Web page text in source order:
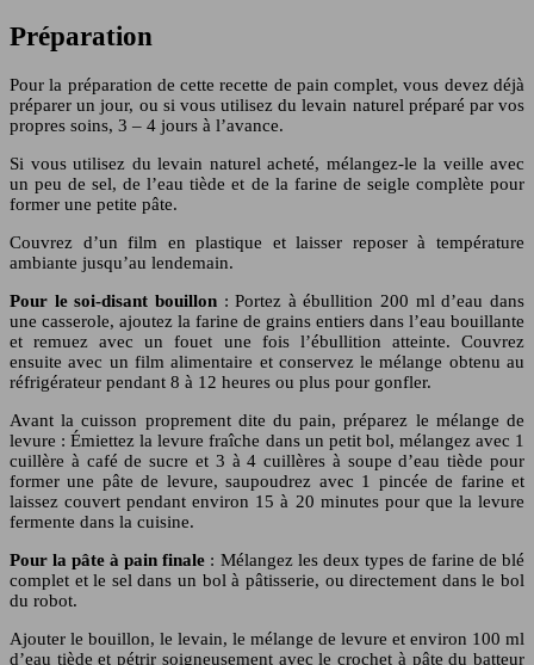
Préparation
Pour la préparation de cette recette de pain complet, vous devez déjà
préparer un jour, ou si vous utilisez du levain naturel préparé par vos
propres soins, 3 – 4 jours à l’avance.
Si vous utilisez du levain naturel acheté, mélangez-le la veille avec
un peu de sel, de l’eau tiède et de la farine de seigle complète pour
former une petite pâte.
Couvrez d’un film en plastique et laisser reposer à température
ambiante jusqu’au lendemain.
Pour le soi-disant bouillon: Portez à ébullition 200 ml d’eau dans
une casserole, ajoutez la farine de grains entiers dans l’eau bouillante
et remuez avec un fouet une fois l’ébullition atteinte. Couvrez
ensuite avec un film alimentaire et conservez le mélange obtenu au
réfrigérateur pendant 8 à 12 heures ou plus pour gonfler.
Avant la cuisson proprement dite du pain, préparez le mélange de
levure : Émiettez la levure fraîche dans un petit bol, mélangez avec 1
cuillère à café de sucre et 3 à 4 cuillères à soupe d’eau tiède pour
former une pâte de levure, saupoudrez avec 1 pincée de farine et
laissez couvert pendant environ 15 à 20 minutes pour que la levure
fermente dans la cuisine.
Pour la pâte à pain finale : Mélangez les deux types de farine de blé
complet et le sel dans un bol à pâtisserie, ou directement dans le bol
du robot.
Ajouter le bouillon, le levain, le mélange de levure et environ 100 ml
d’eau tiède et pétrir soigneusement avec le crochet à pâte du batteur